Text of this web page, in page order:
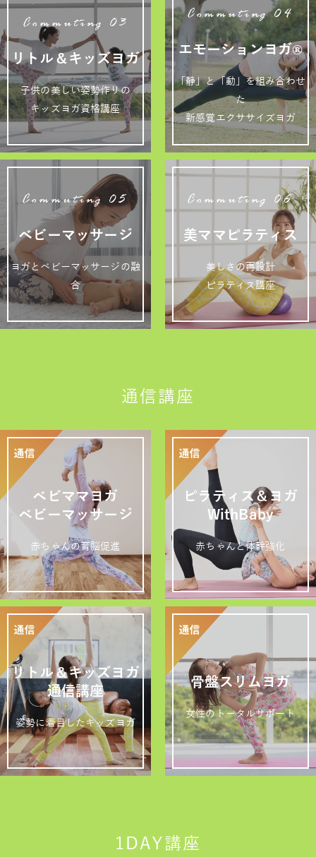
Commuting 03
リトル＆キッズヨガ
子供の美しい姿勢作りの
キッズヨガ資格講座
Commuting 04
エモーションヨガ®
「静」と「動」を組み合わせ
た
新感覚エクササイズヨガ
Commuting 05
ベビーマッサージ
ヨガとベビーマッサージの融
合
Commuting 06
美ママピラティス
美しさの再設計
ピラティス講座
通信講座
ベビママヨガ
ベビーマッサージ
赤ちゃんの育脳促進
ピラティス＆ヨガ
WithBaby
赤ちゃんと体幹強化
リトル＆キッズヨガ
通信講座
姿勢に着目したキッズヨガ
骨盤スリムヨガ
女性のトータルサポート
1DAY講座